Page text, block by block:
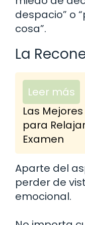
despacio” o
cosa”.
La
Leer más
Las
para
Examen
Aparte del
perder de
emocional.